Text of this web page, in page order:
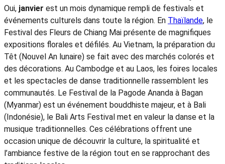
itinéraires tels queVietnam Cambodge Thaïlandeou
Thaïlande Laos Vietnam, avec des déplacements faciles en
avion, bus, ou même en croisière fluviale. Les compagnies
aériennes low-cost comme AirAsia, Vietjet Air et Bangkok
Airways proposent des vols fréquents et économiques,
tandis que les routes terrestres offrent une expérience plus
authentique et locale. Voyager à travers plusieurs pays
permet de profiter de cultures, cuisines et paysages
diversifiés,
Pascaline Diaz
Y a-t-il des festivals ou événements en Asie du Sud-Est en janvier ?
Oui,janvierest un mois dynamique rempli de festivals et
événements culturels dans toute la région. EnThaïlande, le